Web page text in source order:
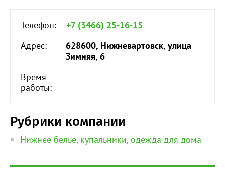
Телефон:
+7 (3466) 25-16-15
Адрес:
628600, Нижневартовск, улица
Зимняя, 6
Время
работы:
Рубрики компании
Нижнее белье, купальники, одежда для дома